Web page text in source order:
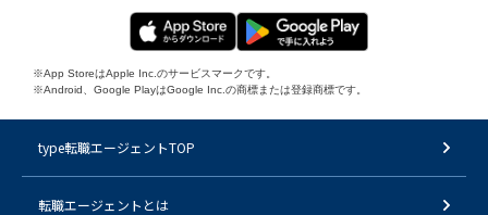
※App StoreはApple Inc.のサービスマークです。
※Android、Google PlayはGoogle Inc.の商標または登録商標です。
type転職エージェントTOP
転職エージェントとは